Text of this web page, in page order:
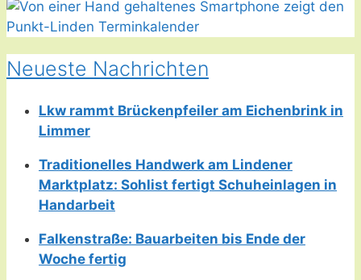
Neueste Nachrichten
Lkw rammt Brückenpfeiler am Eichenbrink in
Limmer
Traditionelles Handwerk am Lindener
Marktplatz: Sohlist fertigt Schuheinlagen in
Handarbeit
Falkenstraße: Bauarbeiten bis Ende der
Woche fertig